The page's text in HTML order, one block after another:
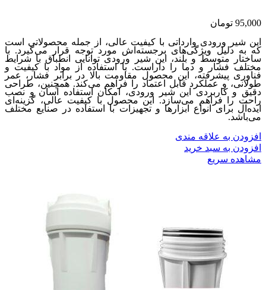
95,000 تومان
این شیر ورودی وارداتی با کیفیت عالی، از جمله محصولاتی است
که به دلیل ویژگی‌های برجسته‌اش مورد توجه قرار می‌گیرد. با
ساختار متوسط و بلند، این شیر ورودی توانایی انطباق با شرایط
مختلف فشار و دما را داراست. با استفاده از مواد با کیفیت و
فناوری پیشرفته، این محصول مقاومت بالا در برابر فشار، عمر
طولانی، و عملکرد قابل اعتماد را فراهم می‌کند. همچنین، طراحی
دقیق و کاربردی این شیر ورودی، امکان استفاده آسان و نصب
راحت را فراهم می‌سازد. این محصول با کیفیت عالی، گزینه‌ای
ایده‌آل برای انواع ابزارها و تجهیزات با استفاده در صنایع مختلف
می‌باشد.
افزودن به علاقه مندی
افزودن به سبد خرید
مشاهده سریع